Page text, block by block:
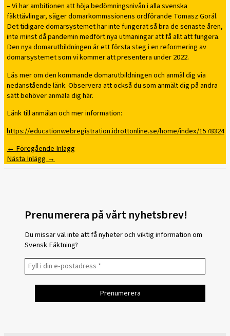
– Vi har ambitionen att höja bedömningsnivån i alla svenska
fäkttävlingar, säger domarkommssionens ordförande Tomasz Gorál.
Det tidigare domarsystemet har inte fungerat så bra de senaste åren,
inte minst då pandemin medfört nya utmaningar att få allt att fungera.
Den nya domarutbildningen är ett första steg i en reformering av
domarsystemet som vi kommer att presentera under 2022.
Läs mer om den kommande domarutbildningen och anmäl dig via
nedanstående länk. Observera att också du som anmält dig på andra
sätt behöver anmäla dig här.
Länk till anmälan och mer information:
https://educationwebregistration.idrottonline.se/home/index/1578324
←Föregående Inlägg
Nästa Inlägg→
Prenumerera på vårt nyhetsbrev!
Du missar väl inte att få nyheter och viktig information om
Svensk Fäktning?